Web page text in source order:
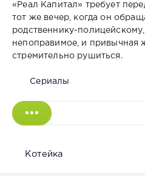
«Реал Капитал» требует
тот же вечер, когда он
родственнику-
непоправимое, и привычная
стремительно рушиться.
Сериалы
Котейка